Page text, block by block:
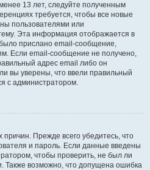
13 лет, следуйте полученным
требуется, чтобы все новые
пользователями или
Эта информация отображается в
прислано email-сообщение,
Если email-сообщение не получено,
адрес email либо он
вы уверены, что ввели правильный
с администратором.
Прежде всего убедитесь, что
и пароль. Если данные введены
чтобы проверить, не был ли
Также возможно, что допущена ошибка